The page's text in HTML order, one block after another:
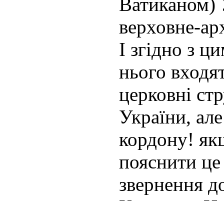
верховне-
І згідно з
нього
церковні
України,
кордону!
пояснити це
звернення